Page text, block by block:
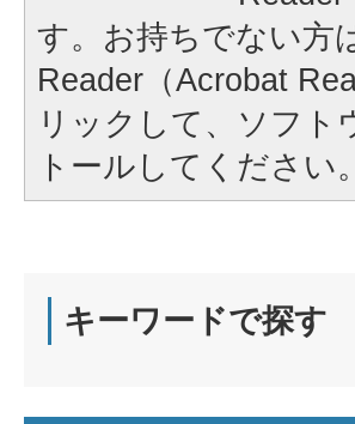
す。お持ちでない方
Reader（Acrobat
リックして、ソフ
トールしてください。
キーワードで探す